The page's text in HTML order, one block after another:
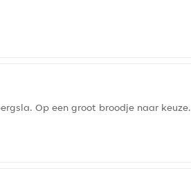
Op een groot broodje naar keuze.